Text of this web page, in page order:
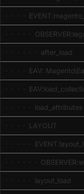
· · · ·
· · · · ·
· · · · · · after_load
· · · · EAV:
· · · ·
· · · · · load_attributes
· · · · LAYOUT
· · · · ·
· · · · · ·
· · · · · layout_load